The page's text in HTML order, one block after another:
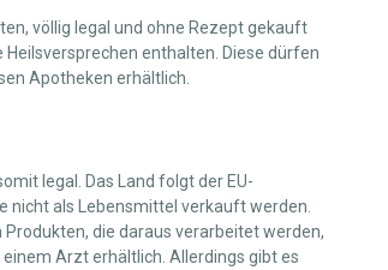
völlig legal und ohne Rezept gekauft
enthalten. Diese dürfen
Apotheken erhältlich.
legal. Das Land folgt der EU-
nicht als Lebensmittel verkauft werden.
die daraus verarbeitet werden,
Arzt erhältlich. Allerdings gibt es